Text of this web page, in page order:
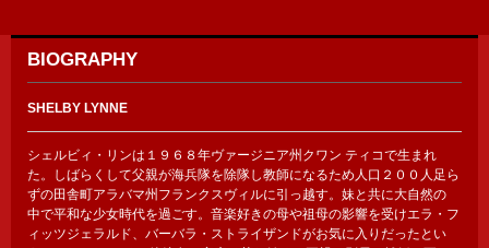
BIOGRAPHY
SHELBY LYNNE
シェルビィ・リンは１９６８年ヴァージニア州クワン ティコで生まれ
た。しばらくして父親が海兵隊を除隊し教師になるため人口２００人足ら
ずの田舎町アラバマ州フランクスヴィルに引っ越す。妹と共に大自然の
中で平和な少女時代を過ごす。音楽好きの母や祖母の影響を受けエラ・フ
ィッツジェラルド、バーバラ・ストライザンドがお気に入りだったとい